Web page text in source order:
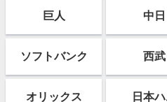
巨人 中日
ソフトバンク 西武
オリックス 日本